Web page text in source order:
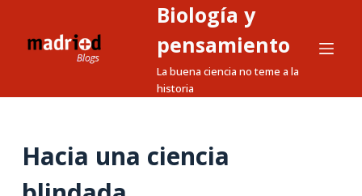
a
Biología y
pensamiento
La buena ciencia no teme a la
historia
Hacia una ciencia